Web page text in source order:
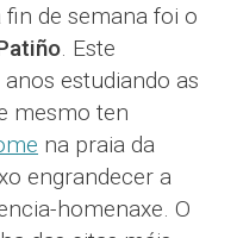
de semana foi o
. Este
estudiando as
mesmo ten
na praia da
engrandecer a
homenaxe. O